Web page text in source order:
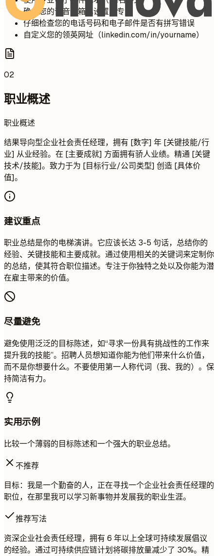
确保您的语音信箱已设置且专业
仔细检查您的电话号码和电子邮件是否有拼写错误
自定义您的领英网址（linkedin.com/in/yourname）
02
职业概述
职业概述
结果导向型企业社会责任经理，拥有 [数字] 年 [关键技能/行
业] 从业经验。在 [主要成就] 方面拥有骄人业绩。精通 [关键
技术/技能]。致力于为 [目标行业/公司类型] 创造 [具体价
值]。
建议重点
职业总结是你的电梯演讲。它应该长达 3-5 句话，总结你的
经验、关键技能和主要成就。通过使用相关的关键词来定制你
的总结，使其符合职位描述。专注于你独特之处以及你能为潜
在雇主带来的价值。
尽量避免
避免使用泛泛的目标陈述，如“寻求一份具有挑战性的工作来
提升我的技能”。招聘人员想知道你能为他们带来什么价值，
而不是你想要什么。不要使用第一人称代词（我、我的）。保
持简洁有力。
实用示例
比较一个薄弱的目标陈述和一个强大的职业总结。
不推荐
目标：我是一个勤奋的人，正在寻找一个企业社会责任经理的
职位，在那里我可以学习新事物并发展我的职业生涯。
推荐写法
资深企业社会责任经理，拥有 6 年以上全球可持续发展倡议
的经验。通过可持续供应链计划将碳排放量减少了 30%。精